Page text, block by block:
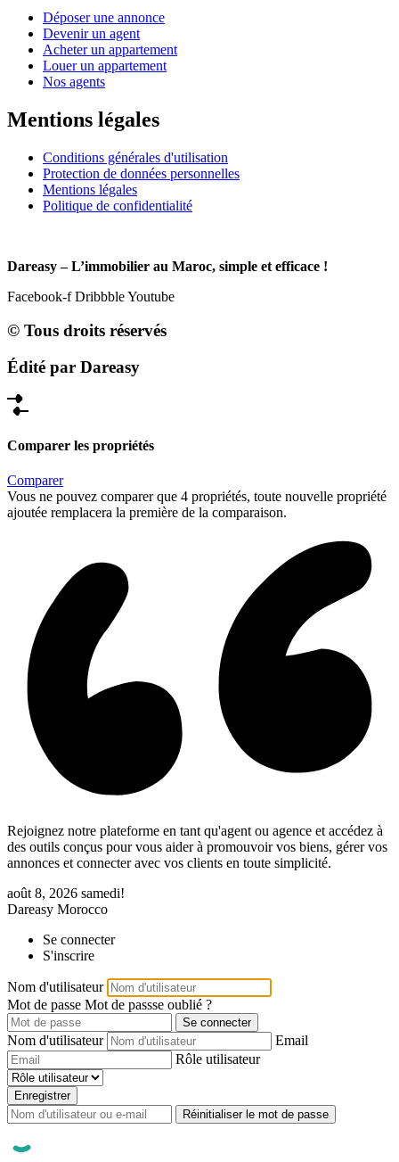
Déposer une annonce
Devenir un agent
Acheter un appartement
Louer un appartement
Nos agents
Mentions légales
Conditions générales d'utilisation
Protection de données personnelles
Mentions légales
Politique de confidentialité
Dareasy – L’immobilier au Maroc, simple et efficace !
Facebook-f DribbbleYoutube
© Tous droits réservés
Édité par Dareasy
Comparer les propriétés
Comparer
Vous ne pouvez comparer que 4 propriétés, toute nouvelle propriété
ajoutée remplacera la première de la comparaison.
Rejoignez notre plateforme en tant qu'agent ou agence et accédez à
des outils conçus pour vous aider à promouvoir vos biens, gérer vos
annonces et connecter avec vos clients en toute simplicité.
août 8, 2026 samedi!
Dareasy Morocco
Se connecter
S'inscrire
Nom d'utilisateur
Mot de passe Mot de passse oublié ?
Se connecter
Nom d'utilisateur
Email
Rôle utilisateur
Enregistrer
Réinitialiser le mot de passe